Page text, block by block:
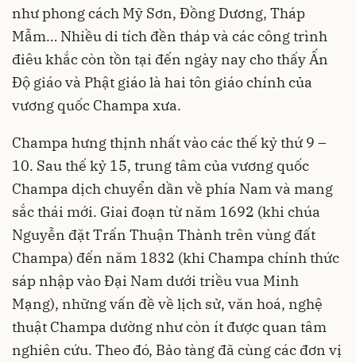
như phong cách Mỹ Sơn, Đồng Dương, Tháp
Mẫm… Nhiều di tích đền tháp và các công trình
điêu khắc còn tồn tại đến ngày nay cho thấy Ấn
Độ giáo và Phật giáo là hai tôn giáo chính của
vương quốc Champa xưa.
Champa hưng thịnh nhất vào các thế kỷ thứ 9 –
10. Sau thế kỷ 15, trung tâm của vương quốc
Champa dịch chuyển dần về phía Nam và mang
sắc thái mới. Giai đoạn từ năm 1692 (khi chúa
Nguyễn đặt Trấn Thuận Thành trên vùng đất
Champa) đến năm 1832 (khi Champa chính thức
sáp nhập vào Đại Nam dưới triều vua Minh
Mạng), những vấn đề về lịch sử, văn hoá, nghệ
thuật Champa dường như còn ít được quan tâm
nghiên cứu. Theo đó, Bảo tàng đã cùng các đơn vị